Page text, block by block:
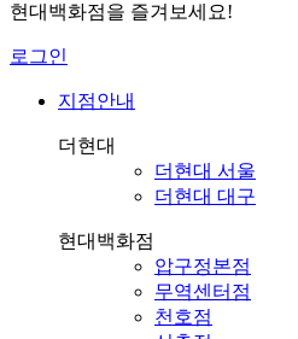
현대백화점을 즐겨보세요!
로그인
지점안내
더현대
더현대 서울
더현대 대구
현대백화점
압구정본점
무역센터점
천호점